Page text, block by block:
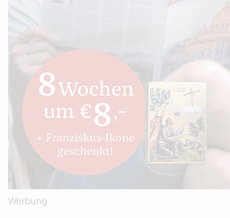
Werbung